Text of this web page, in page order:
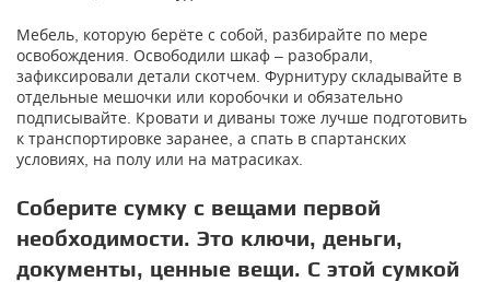
Мебель, которую берёте с собой, разбирайте по мере
освобождения. Освободили шкаф – разобрали,
зафиксировали детали скотчем. Фурнитуру складывайте в
отдельные мешочки или коробочки и обязательно
подписывайте. Кровати и диваны тоже лучше подготовить
к транспортировке заранее, а спать в спартанских
условиях, на полу или на матрасиках.
Соберите сумку с вещами первой
необходимости. Это ключи, деньги,
документы, ценные вещи. С этой сумкой